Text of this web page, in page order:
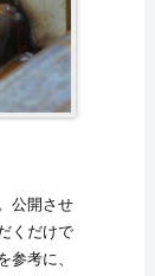
公開させ
くだけで
参考に、